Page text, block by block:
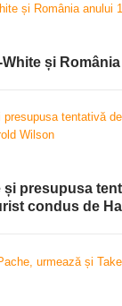
și
și presupusa
condus de